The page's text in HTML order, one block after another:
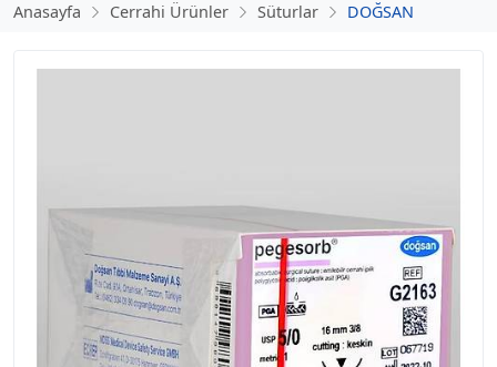
Anasayfa Cerrahi Ürünler Süturlar DOĞSAN